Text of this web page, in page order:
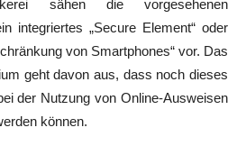
sähen die vorgesehenen
integriertes „Secure Element“ oder
von Smartphones“ vor. Das
geht davon aus, dass noch dieses
der Nutzung von Online-Ausweisen
können.